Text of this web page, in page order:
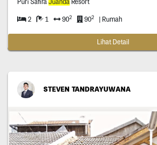
Puri SafiraJuandaResort
2 1 902 902 | Rumah
Lihat Detail
STEVEN TANDRAYUWANA